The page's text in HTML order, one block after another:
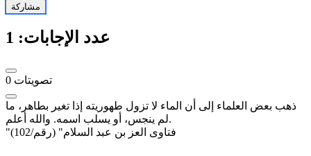
مشاركة
عدد الإجابات: 1
0 تصويتات
ذهب بعض العلماء إلى أن الماء لا تزول طهوريته إذا تغير بطاهر، ما
لم ينجس، أو يسلب اسمه. والله أعلم.
"فتاوى العز بن عبد السلام" (رقم/102)